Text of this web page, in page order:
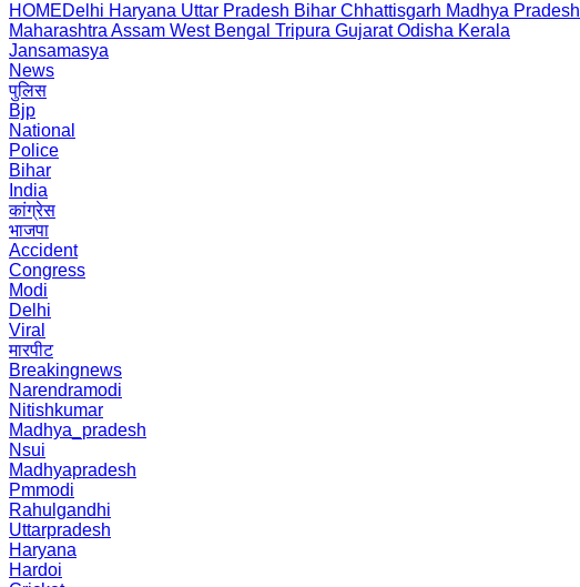
HOMEDelhi Haryana Uttar Pradesh Bihar Chhattisgarh Madhya Pradesh
Maharashtra Assam West Bengal Tripura Gujarat Odisha Kerala
Jansamasya
News
पुलिस
Bjp
National
Police
Bihar
India
कांग्रेस
भाजपा
Accident
Congress
Modi
Delhi
Viral
मारपीट
Breakingnews
Narendramodi
Nitishkumar
Madhya_pradesh
Nsui
Madhyapradesh
Pmmodi
Rahulgandhi
Uttarpradesh
Haryana
Hardoi